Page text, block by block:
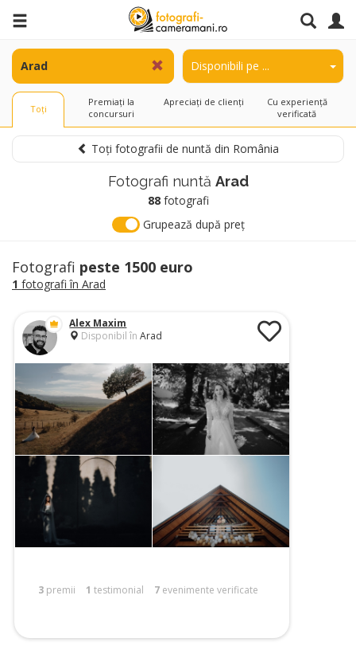
Toți
Premiați la
concursuri
Apreciați de clienți
Cu experiență
verificată
Toți fotografii de nuntă din România
Fotografi nuntă Arad
88fotografi
Grupează după preț
Fotografi peste 1500 euro
1 fotografi în Arad
Alex Maxim
Disponibil în Arad
3premii 1 testimonial 7evenimente verificate